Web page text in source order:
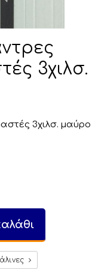
3χιλσ.
3χιλσ. μαύρο